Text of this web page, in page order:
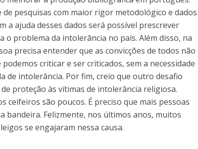
de pesquisas com maior rigor metodológico e dados
a ajuda desses dados será possível prescrever
o problema da intolerância no país. Além disso, na
precisa entender que as convicções de todos não
criticar e ser criticados, sem a necessidade
de intolerância. Por fim, creio que outro desafio
proteção às vítimas de intolerância religiosa.
ceifeiros são poucos. É preciso que mais pessoas
bandeira. Felizmente, nos últimos anos, muitos
se engajaram nessa causa.